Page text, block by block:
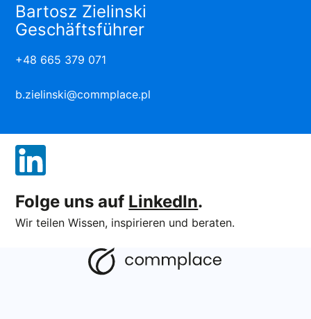
Bartosz Zielinski
Geschäftsführer
+48 665 379 071
b.zielinski@commplace.pl
Folge uns auf LinkedIn.
Wir teilen Wissen, inspirieren und beraten.